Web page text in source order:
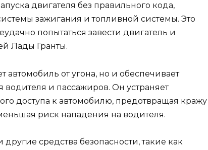
двигателя без правильного кода,
зажигания и топливной системы. Это
попытаться завести двигатель и
Лады Гранты.
от угона, но и обеспечивает
водителя и пассажиров. Он устраняет
доступа к автомобилю, предотвращая кражу
риск нападения на водителя.
средства безопасности, такие как